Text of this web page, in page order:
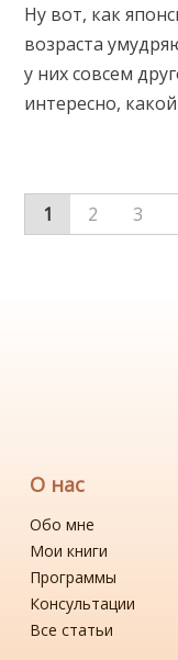
Ну вот, как
возраста
у них совсем
интересно,
1 2 3
О нас
Обо мне
Мои книги
Программы
Консультации
Все статьи